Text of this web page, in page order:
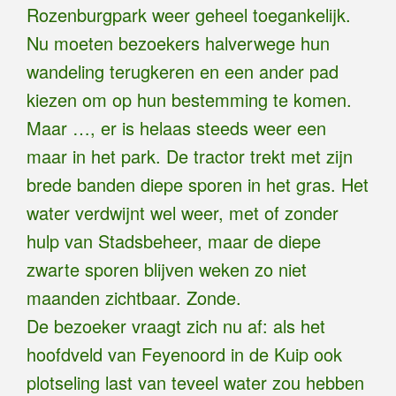
Rozenburgpark weer geheel toegankelijk.
Nu moeten bezoekers halverwege hun
wandeling terugkeren en een ander pad
kiezen om op hun bestemming te komen.
Maar …, er is helaas steeds weer een
maar in het park. De tractor trekt met zijn
brede banden diepe sporen in het gras. Het
water verdwijnt wel weer, met of zonder
hulp van Stadsbeheer, maar de diepe
zwarte sporen blijven weken zo niet
maanden zichtbaar. Zonde.
De bezoeker vraagt zich nu af: als het
hoofdveld van Feyenoord in de Kuip ook
plotseling last van teveel water zou hebben